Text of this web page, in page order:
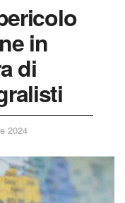
in
di
2024